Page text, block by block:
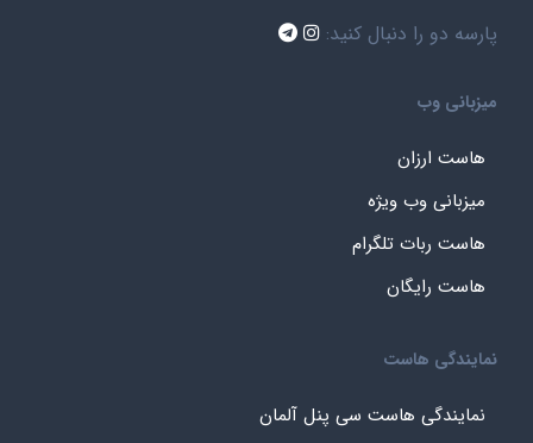
پارسه دو را دنبال کنید:
میزبانی وب
هاست ارزان
میزبانی وب ویژه
هاست ربات تلگرام
هاست رایگان
نمایندگی هاست
نمایندگی هاست سی پنل آلمان